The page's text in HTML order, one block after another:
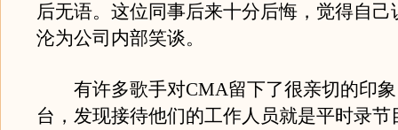
后无语。这位同事后来十分后悔，觉得自己
沦为公司内部笑谈。
有许多歌手对CMA留下了很亲切的印象
台，发现接待他们的工作人员就是平时录节